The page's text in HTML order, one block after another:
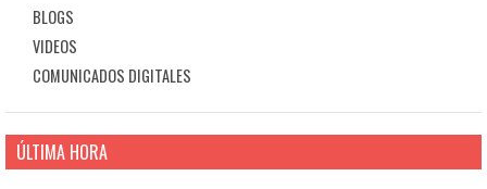
BLOGS
VIDEOS
COMUNICADOS DIGITALES
ÚLTIMA HORA